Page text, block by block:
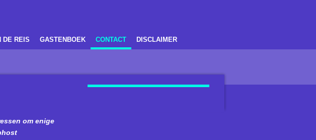
DE REIS GASTENBOEK CONTACT DISCLAIMER
om enige